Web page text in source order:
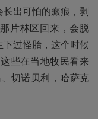
出可怕的瘢痕，剥
片林区回来，会脱
过怪胎，这个时候
些在当地牧民看来
切诺贝利，哈萨克